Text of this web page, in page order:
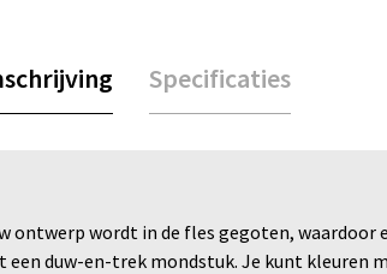
Specificaties
ontwerp wordt in de fles gegoten,
duw-en-trek mondstuk. Je kunt kleuren